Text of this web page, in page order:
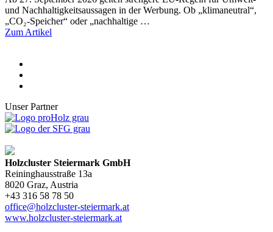
und Nachhaltigkeitsaussagen in der Werbung. Ob „klimaneutral“,
„CO₂-Speicher“ oder „nachhaltige …
Zum Artikel
Unser Partner
Holzcluster Steiermark GmbH
Reininghausstraße 13a
8020 Graz, Austria
+43 316 58 78 50
office@holzcluster-steiermark.at
www.holzcluster-steiermark.at